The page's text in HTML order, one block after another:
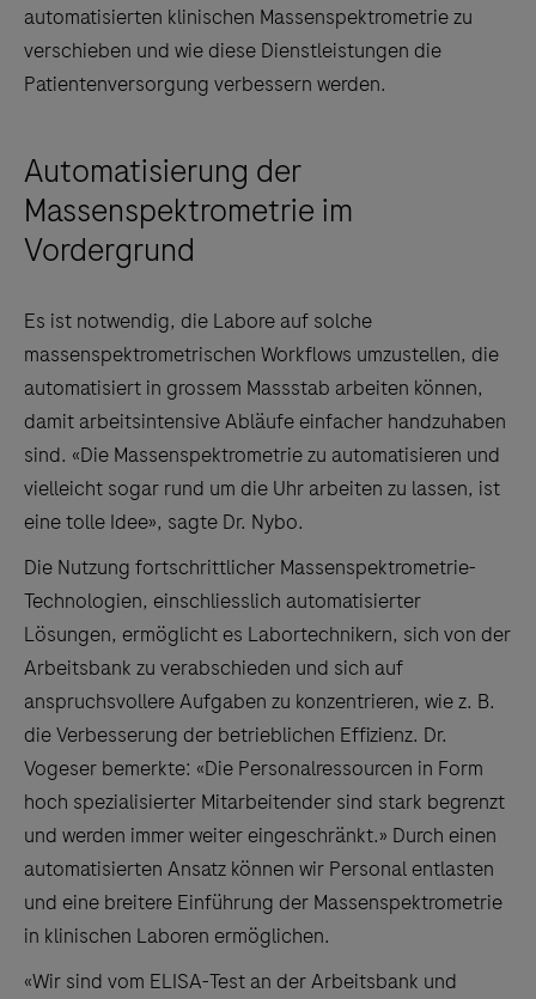
automatisierten klinischen Massenspektrometrie zu
verschieben und wie diese Dienstleistungen die
Patientenversorgung verbessern werden.
Automatisierung der
Massenspektrometrie im
Vordergrund
Es ist notwendig, die Labore auf solche
massenspektrometrischen Workflows umzustellen, die
automatisiert in grossem Massstab arbeiten können,
damit arbeitsintensive Abläufe einfacher handzuhaben
sind. «Die Massenspektrometrie zu automatisieren und
vielleicht sogar rund um die Uhr arbeiten zu lassen, ist
eine tolle Idee», sagte Dr. Nybo.
Die Nutzung fortschrittlicher Massenspektrometrie-
Technologien, einschliesslich automatisierter
Lösungen, ermöglicht es Labortechnikern, sich von der
Arbeitsbank zu verabschieden und sich auf
anspruchsvollere Aufgaben zu konzentrieren, wie z. B.
die Verbesserung der betrieblichen Effizienz. Dr.
Vogeser bemerkte: «Die Personalressourcen in Form
hoch spezialisierter Mitarbeitender sind stark begrenzt
und werden immer weiter eingeschränkt.» Durch einen
automatisierten Ansatz können wir Personal entlasten
und eine breitere Einführung der Massenspektrometrie
in klinischen Laboren ermöglichen.
«Wir sind vom ELISA-Test an der Arbeitsbank und